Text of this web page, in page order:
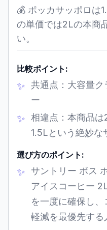
💰 ポッカサッポロは
の単価では2Lの本商
い。
比較ポイント:
共通点：大容量ク
ー
相違点：本商品
1.5Lという絶妙な
選び方のポイント:
サントリー ボス
アイスコーヒー
を一度に確保し
軽減を最優先する